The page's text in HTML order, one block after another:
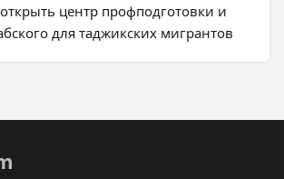
центр профподготовки и
для таджикских мигрантов